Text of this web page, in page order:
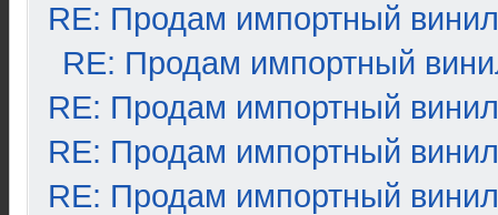
RE: Продам импортный винил
RE: Продам импортный
RE: Продам импортный винил
RE: Продам импортный винил
RE: Продам импортный винил